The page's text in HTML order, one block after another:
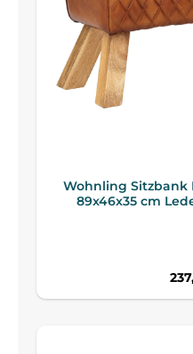
Wohnling Sitzbank
89x46x35 cm